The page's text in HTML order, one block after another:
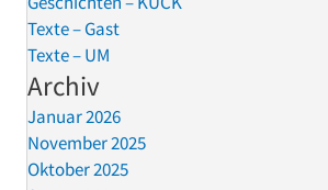
Texte – Gast
Texte – UM
Archiv
Januar 2026
November 2025
Oktober 2025